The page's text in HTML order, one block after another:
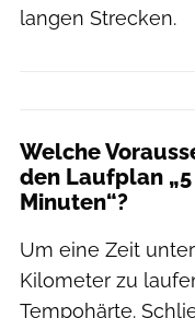
langen Strecken.
Welche
den Laufplan
Minuten“?
Um eine Zeit
Kilometer zu
Tempohärte.